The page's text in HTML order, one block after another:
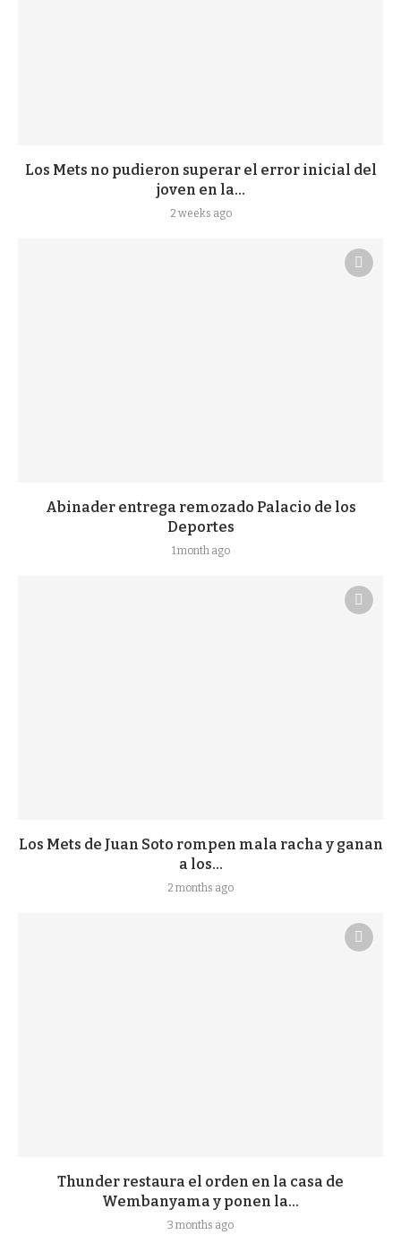
Los Mets no pudieron superar el error inicial del
joven en la...
2 weeks ago
Abinader entrega remozado Palacio de los
Deportes
1 month ago
Los Mets de Juan Soto rompen mala racha y ganan
a los...
2 months ago
Thunder restaura el orden en la casa de
Wembanyama y ponen la...
3 months ago